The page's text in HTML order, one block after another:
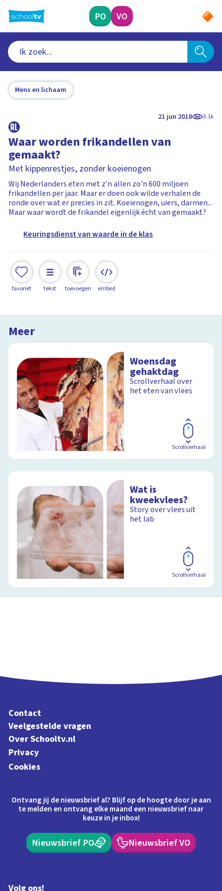
naar
hoofdinhoud
PO VO
Mens en lichaam
21 jun 2018 3.1k
Waar worden frikandellen van
gemaakt?
Met kippenrestjes, zonder koeienogen
Wij Nederlanders eten met z'n allen zo'n 600 miljoen
frikandellen per jaar. Maar er doen ook wilde verhalen de
ronde over wat er precies in zit. Koeienogen, uiers, darmen...
Maar waar wordt de frikandel eigenlijk écht van gemaakt?
Keuringsdienst van waarde in de klas
favoriet tekst toevoegen embed
Meer
Woensdag
gehaktdag
Scrollverhaal over
het eten van vlees
Scrollverhaal
Wat is
kweekvlees?
Story over vlees uit
het lab
Scrollverhaal
Contact
Veelgestelde vragen
Over Schooltv.nl
Privacy
Cookies
Ontvang jij de nieuwsbrief al? Blijf op de hoogte door je aan
te melden en ontvang elke maand een nieuwsbrief naar
keuze in je inbox!
Nieuwsbrief PO Nieuwsbrief VO
Volg ons!